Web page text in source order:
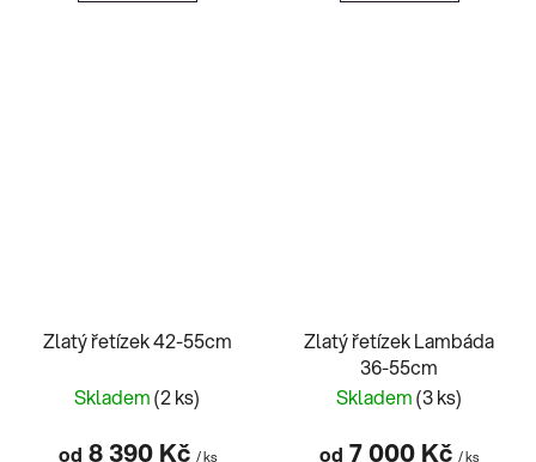
Zlatý řetízek 42-55cm
Skladem(2 ks)
od 8 390 Kč / ks
Zlatý řetízek Lambáda
36-55cm
Skladem(3 ks)
od 7 000 Kč / ks